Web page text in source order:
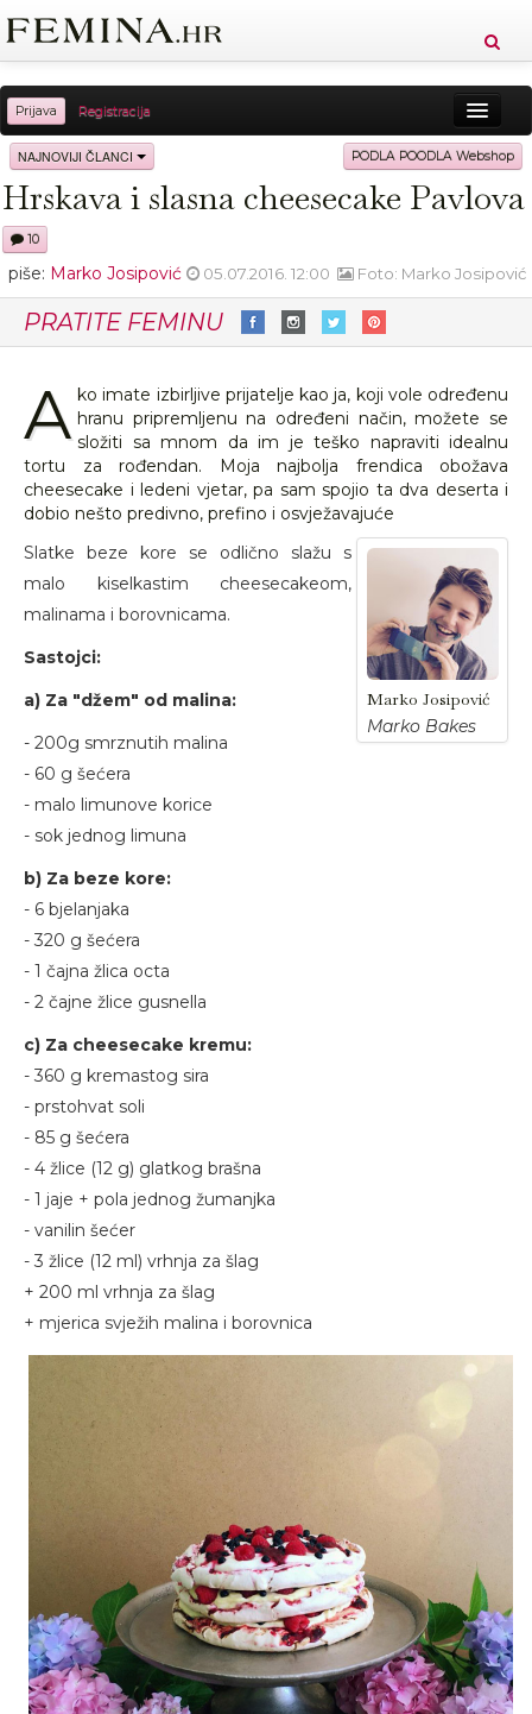
Prijava Registracija
Sreća Zdravlje Vitkost
Moda Ljubav Relax Putovanja Recepti
NAJNOVIJI ČLANCI PODLA POODLA Webshop
Hrskava i slasna cheesecake Pavlova
10
piše: Marko Josipović 05.07.2016. 12:00 Foto: Marko Josipović
PRATITE FEMINU
A ko imate izbirljive prijatelje kao ja, koji vole određenu
hranu pripremljenu na određeni način, možete se
složiti sa mnom da im je teško napraviti idealnu
tortu za rođendan. Moja najbolja frendica obožava
cheesecake i ledeni vjetar, pa sam spojio ta dva deserta i
dobio nešto predivno, prefino i osvježavajuće
Marko Josipović
Marko Bakes
Slatke beze kore se odlično slažu s
malo kiselkastim cheesecakeom,
malinama i borovnicama.
Sastojci:
a) Za "džem" od malina:
- 200g smrznutih malina
- 60 g šećera
- malo limunove korice
- sok jednog limuna
b) Za beze kore:
- 6 bjelanjaka
- 320 g šećera
- 1 čajna žlica octa
- 2 čajne žlice gusnella
c) Za cheesecake kremu:
- 360 g kremastog sira
- prstohvat soli
- 85 g šećera
- 4 žlice (12 g) glatkog brašna
- 1 jaje + pola jednog žumanjka
- vanilin šećer
- 3 žlice (12 ml) vrhnja za šlag
+ 200 ml vrhnja za šlag
+ mjerica svježih malina i borovnica